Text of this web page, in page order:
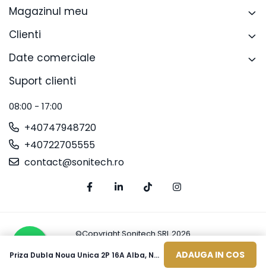
Magazinul meu
Clienti
Date comerciale
Suport clienti
08:00 - 17:00
+40747948720
+40722705555
contact@sonitech.ro
©Copyright Sonitech SRL 2026
Platforma E-commerce by Gomag
Priza Dubla Noua Unica 2P 16A Alba, NU206318, Schneider Electric - Schneider ADAUGA IN COS